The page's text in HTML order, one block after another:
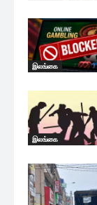
இலங்கை
இலங்கை